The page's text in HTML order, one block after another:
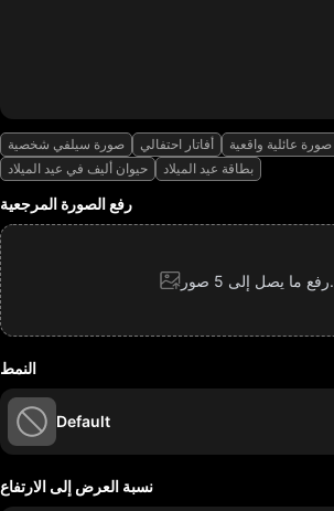
صورة سيلفي شخصية أفاتار احتفالي
صورة عائلية واقعية
حيوان أليف في عيد الميلاد
بطاقة عيد الميلاد
رفع الصورة المرجعية
رفع ما يصل إلى 5 صور.
النمط
Default
نسبة العرض إلى الارتفاع